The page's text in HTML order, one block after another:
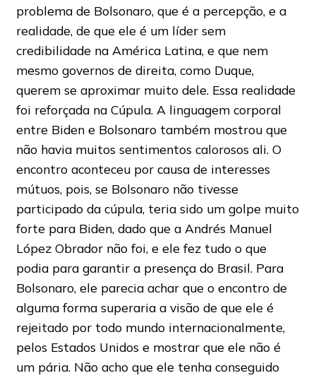
problema de Bolsonaro, que é a percepção, e a
realidade, de que ele é um líder sem
credibilidade na América Latina, e que nem
mesmo governos de direita, como Duque,
querem se aproximar muito dele. Essa realidade
foi reforçada na Cúpula. A linguagem corporal
entre Biden e Bolsonaro também mostrou que
não havia muitos sentimentos calorosos ali. O
encontro aconteceu por causa de interesses
mútuos, pois, se Bolsonaro não tivesse
participado da cúpula, teria sido um golpe muito
forte para Biden, dado que a Andrés Manuel
López Obrador não foi, e ele fez tudo o que
podia para garantir a presença do Brasil. Para
Bolsonaro, ele parecia achar que o encontro de
alguma forma superaria a visão de que ele é
rejeitado por todo mundo internacionalmente,
pelos Estados Unidos e mostrar que ele não é
um pária. Não acho que ele tenha conseguido